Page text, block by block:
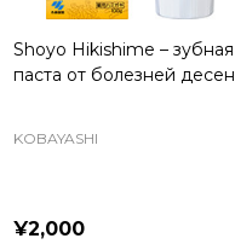
Shoyo Hikishime – зубная
паста от болезней десен
KOBAYASHI
¥2,000